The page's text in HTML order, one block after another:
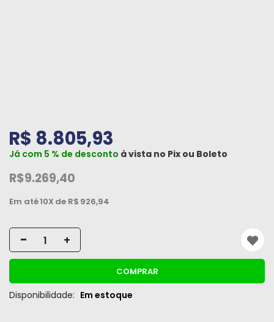
R$ 8.805,93
Já com 5 % de desconto à vista no Pix ou Boleto
R$9.269,40
Em até10X de R$ 926,94
- +
COMPRAR
Disponibilidade: Em estoque